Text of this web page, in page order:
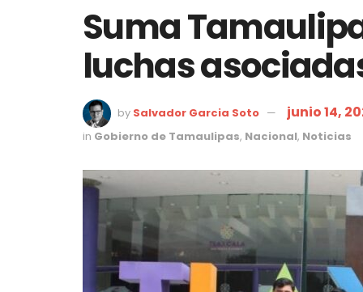
Suma
luchas
by Salvador Garcia Soto junio 14,
in Gobierno de Tamaulipas, Nacional, Noticias